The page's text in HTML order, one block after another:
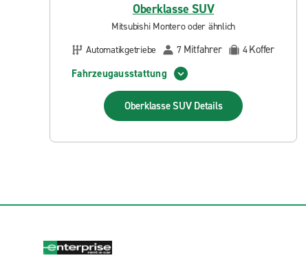
Oberklasse SUV
Mitsubishi Montero oder ähnlich
Automatikgetriebe
7 Mitfahrer 4Koffer
Fahrzeugausstattung
Oberklasse SUV Details